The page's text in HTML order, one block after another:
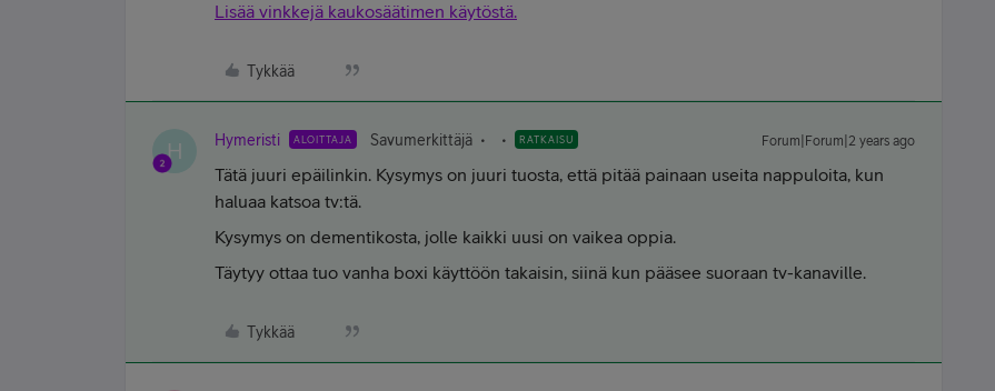
Lisää vinkkejä kaukosäätimen käytöstä.
Tykkää
H Hymeristi ALOITTAJA Savumerkittäjä RATKAISU Forum|Forum|2 years ago
Tätä juuri epäilinkin. Kysymys on juuri tuosta, että pitää painaan useita nappuloita, kun
haluaa katsoa tv:tä.
Kysymys on dementikosta, jolle kaikki uusi on vaikea oppia.
Täytyy ottaa tuo vanha boxi käyttöön takaisin, siinä kun pääsee suoraan tv-kanaville.
Tykkää